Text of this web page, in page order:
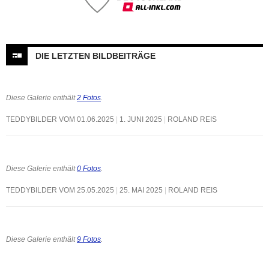
DIE LETZTEN BILDBEITRÄGE
Diese Galerie enthält2 Fotos
TEDDYBILDER VOM 01.06.2025 1. JUNI 2025 ROLAND REIS
Diese Galerie enthält0 Fotos
TEDDYBILDER VOM 25.05.2025 25. MAI 2025 ROLAND REIS
Diese Galerie enthält9 Fotos